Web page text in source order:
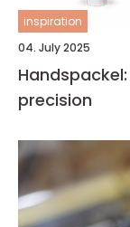
inspiration
04. July 2025
precision